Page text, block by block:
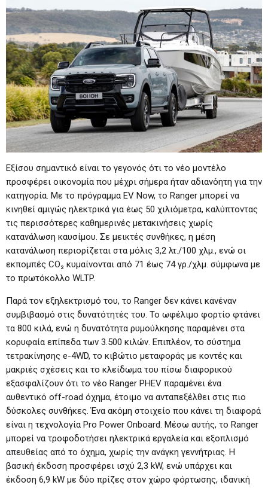
Εξίσου σημαντικό είναι το γεγονός ότι το νέο μοντέλο
προσφέρει οικονομία που μέχρι σήμερα ήταν αδιανόητη για την
κατηγορία. Με το πρόγραμμα EV Now, το Ranger μπορεί να
κινηθεί αμιγώς ηλεκτρικά για έως 50 χιλιόμετρα, καλύπτοντας
τις περισσότερες καθημερινές μετακινήσεις χωρίς
κατανάλωση καυσίμου. Σε μεικτές συνθήκες, η μέση
κατανάλωση περιορίζεται στα μόλις 3,2 λτ./100 χλμ., ενώ οι
εκπομπές CO₂ κυμαίνονται από 71 έως 74 γρ./χλμ. σύμφωνα με
το πρωτόκολλο WLTP.
Παρά τον εξηλεκτρισμό του, το Ranger δεν κάνει κανέναν
συμβιβασμό στις δυνατότητές του. Το ωφέλιμο φορτίο φτάνει
τα 800 κιλά, ενώ η δυνατότητα ρυμούλκησης παραμένει στα
κορυφαία επίπεδα των 3.500 κιλών. Επιπλέον, το σύστημα
τετρακίνησης e-4WD, το κιβώτιο μεταφοράς με κοντές και
μακριές σχέσεις και το κλείδωμα του πίσω διαφορικού
εξασφαλίζουν ότι το νέο Ranger PHEV παραμένει ένα
αυθεντικό off-road όχημα, έτοιμο να ανταπεξέλθει στις πιο
δύσκολες συνθήκες. Ένα ακόμη στοιχείο που κάνει τη διαφορά
είναι η τεχνολογία Pro Power Onboard. Μέσω αυτής, το Ranger
μπορεί να τροφοδοτήσει ηλεκτρικά εργαλεία και εξοπλισμό
απευθείας από το όχημα, χωρίς την ανάγκη γεννήτριας. Η
βασική έκδοση προσφέρει ισχύ 2,3 kW, ενώ υπάρχει και
έκδοση 6,9 kW με δύο πρίζες στον χώρο φόρτωσης, ιδανική